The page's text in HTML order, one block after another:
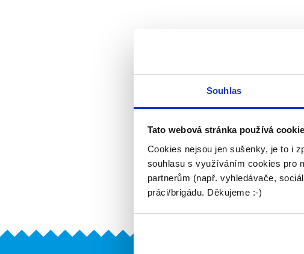
Souhlas
Tato webová stránka používá
Cookies nejsou jen sušenky, je to i
souhlasu s využíváním cookies pro
partnerům (např. vyhledávače,
práci/brigádu. Děkujeme :-)